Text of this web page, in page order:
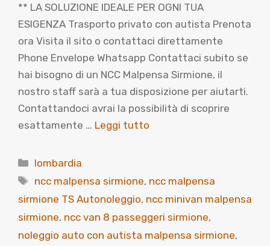
** LA SOLUZIONE IDEALE PER OGNI TUA
ESIGENZA Trasporto privato con autista Prenota
ora Visita il sito o contattaci direttamente
Phone Envelope Whatsapp Contattaci subito se
hai bisogno di un NCC Malpensa Sirmione, il
nostro staff sarà a tua disposizione per aiutarti.
Contattandoci avrai la possibilità di scoprire
esattamente … Leggi tutto
Categorie
lombardia
Tag
ncc malpensa sirmione, ncc malpensa
sirmione TS Autonoleggio, ncc minivan malpensa
sirmione, ncc van 8 passeggeri sirmione,
noleggio auto con autista malpensa sirmione,